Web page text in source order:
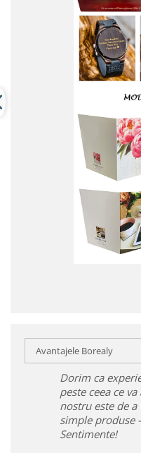
Avantajele Borealy
Dorim ca
peste ceea ce
nostru este de
simple produse
Sentimente!